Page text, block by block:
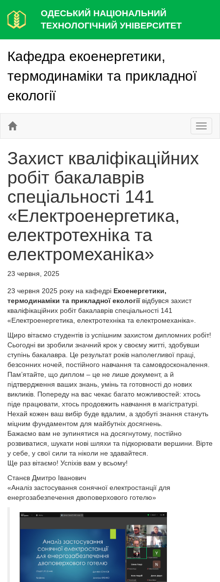
ОДЕСЬКИЙ НАЦІОНАЛЬНИЙ
ТЕХНОЛОГІЧНИЙ УНІВЕРСИТЕТ
Кафедра екоенергетики,
термодинаміки та прикладної
екології
Захист кваліфікаційних
робіт бакалаврів
спеціальності 141
«Електроенергетика,
електротехніка та
електромеханіка»
23 червня, 2025
23 червня 2025 року на кафедрі Екоенергетики,
термодинаміки та прикладної екологіївідбувся захист
кваліфікаційних робіт бакалаврів спеціальності 141
«Електроенергетика, електротехніка та електромеханіка».
Щиро вітаємо студентів із успішним захистом дипломних робіт!
Сьогодні ви зробили значний крок у своєму житті, здобувши
ступінь бакалавра. Це результат років наполегливої праці,
безсонних ночей, постійного навчання та самовдосконалення.
Пам’ятайте, що диплом – це не лише документ, а й
підтвердження ваших знань, умінь та готовності до нових
викликів. Попереду на вас чекає багато можливостей: хтось
піде працювати, хтось продовжить навчання в магістратурі.
Нехай кожен ваш вибір буде вдалим, а здобуті знання стануть
міцним фундаментом для майбутніх досягнень.
Бажаємо вам не зупинятися на досягнутому, постійно
розвиватися, шукати нові шляхи та підкорювати вершини. Вірте
у себе, у свої сили та ніколи не здавайтеся.
Ще раз вітаємо! Успіхів вам у всьому!
Станєв Дмитро Іванович
«Аналіз застосування сонячної електростанції для
енергозабезпечення двоповерхового готелю»